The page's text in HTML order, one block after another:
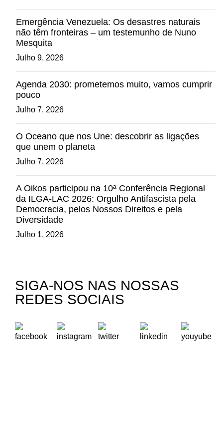
Emergência Venezuela: Os desastres naturais
não têm fronteiras – um testemunho de Nuno
Mesquita
Julho 9, 2026
Agenda 2030: prometemos muito, vamos cumprir
pouco
Julho 7, 2026
O Oceano que nos Une: descobrir as ligações
que unem o planeta
Julho 7, 2026
A Oikos participou na 10ª Conferência Regional
da ILGA-LAC 2026: Orgulho Antifascista pela
Democracia, pelos Nossos Direitos e pela
Diversidade
Julho 1, 2026
SIGA-NOS NAS NOSSAS
REDES SOCIAIS